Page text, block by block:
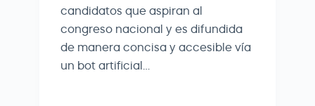
candidatos que aspiran al
congreso nacional y es difundida
de manera concisa y accesible vía
un bot artificial…